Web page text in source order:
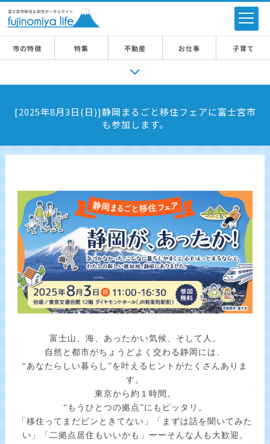
市の特徴 特集 不動産 お仕事 子育て
[2025年8月3日(日)]静岡まるごと移住フェアに富士宮市
も参加します。
富士山、海、あったかい気候、そして人。
自然と都市がちょうどよく交わる静岡には、
“あなたらしい暮らし”を叶えるヒントがたくさんありま
す。
東京から約１時間。
“もうひとつの拠点”にもピッタリ。
「移住ってまだピンときてない」「まずは話を聞いてみた
い」「二拠点居住もいいかも」ーーそんな人も大歓迎。